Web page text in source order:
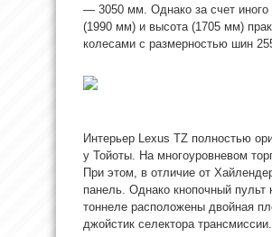
— 3050 мм. Однако за счет
(1990 мм) и высота (1705 мм)
колесами с размерностью шин
Интерьер Lexus TZ полностью
у Тойоты. На многоуровневом
При этом, в отличие от
панель. Однако кнопочный
тоннеле расположены двойная
джойстик селектора трансмиссии.